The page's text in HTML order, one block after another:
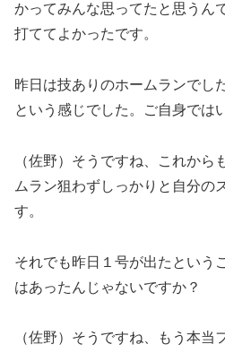
かってみんな思ってたと思うん
打ててよかったです。
昨日は技ありのホームランでし
という感じでした。ご自身では
（佐野）そうですね、これから
ムラン狙わずしっかりと自分の
す。
それでも昨日１号が出たという
はあったんじゃないですか？
（佐野）そうですね、もう本当